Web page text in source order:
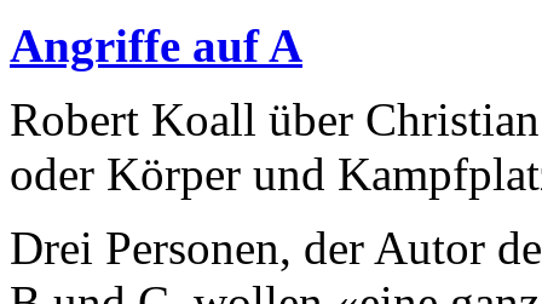
Angriffe auf A
Robert Koall über
oder Körper und
Drei Personen, der Autor